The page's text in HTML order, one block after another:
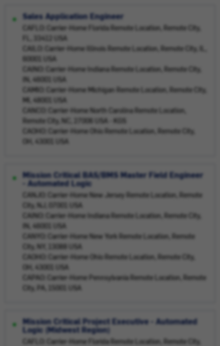
Sales Application Engineer
CAFLO: Carrier-Home Florida Remote Location, Remote City,
FL, 33412 USA
CAILO: Carrier-Home Illinois Remote Location, Remote City, IL,
60001 USA
CAINO: Carrier-Home Indiana Remote Location, Remote City,
IN, 46001 USA
CAMIO: Carrier-Home Michigan Remote Location, Remote City,
MI, 48001 USA
CANCO: Carrier-Home North Carolina Remote Location,
Remote City, NC, 27006 USA - KGS
CAOHO: Carrier-Home Ohio Remote Location, Remote City,
OH, 43001 USA
Mission Critical BAS/BMS Master Field Engineer
- Automated Logic
CANJO: Carrier-Home New Jersey Remote Location, Remote
City, NJ, 07001 USA
CAINO: Carrier-Home Indiana Remote Location, Remote City,
IN, 46001 USA
CANYO: Carrier-Home New York Remote Location, Remote
City, NY, 13088 USA
CAOHO: Carrier-Home Ohio Remote Location, Remote City,
OH, 43001 USA
CAPAO: Carrier-Home Pennsylvania Remote Location, Remote
City, PA, 15001 USA
Mission Critical Project Executive - Automated
Logic (Midwest Region)
CAFLO: Carrier-Home Florida Remote Location, Remote City,